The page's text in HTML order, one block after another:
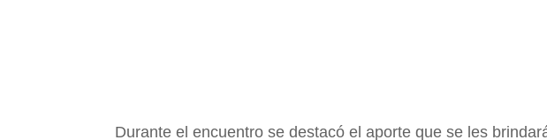
Durante el encuentro se destacó el aporte que se les